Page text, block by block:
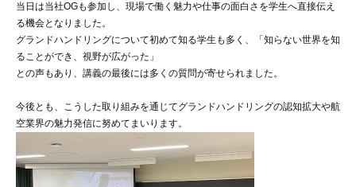
求人情報
企業情報
お問い合わせ
当日は当社OGも参加し、現場で働く魅力や仕事の面白さを学生へ直接伝え
る機会となりました。
グランドハンドリングについて初めて知る学生も多く、「知らない世界を知
ることができ、視野が広がった」
との声もあり、講義の最後には多くの質問が寄せられました。
今後とも、こうした取り組みを通じてグランドハンドリングの認知拡大や航
空業界の魅力発信に努めてまいります。